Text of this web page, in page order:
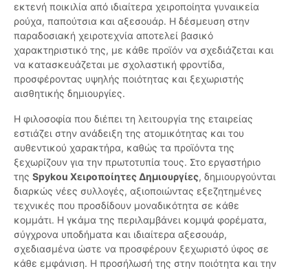
εκτενή ποικιλία από ιδιαίτερα χειροποίητα γυναικεία
ρούχα, παπούτσια και αξεσουάρ. Η δέσμευση στην
παραδοσιακή χειροτεχνία αποτελεί βασικό
χαρακτηριστικό της, με κάθε προϊόν να σχεδιάζεται και
να κατασκευάζεται με σχολαστική φροντίδα,
προσφέροντας υψηλής ποιότητας και ξεχωριστής
αισθητικής δημιουργίες.
Η φιλοσοφία που διέπει τη λειτουργία της εταιρείας
εστιάζει στην ανάδειξη της ατομικότητας και του
αυθεντικού χαρακτήρα, καθώς τα προϊόντα της
ξεχωρίζουν για την πρωτοτυπία τους. Στο εργαστήριο
της Spykou Χειροποίητες Δημιουργίες, δημιουργούνται
διαρκώς νέες συλλογές, αξιοποιώντας εξεζητημένες
τεχνικές που προσδίδουν μοναδικότητα σε κάθε
κομμάτι. Η γκάμα της περιλαμβάνει κομψά φορέματα,
σύγχρονα υποδήματα και ιδιαίτερα αξεσουάρ,
σχεδιασμένα ώστε να προσφέρουν ξεχωριστό ύφος σε
κάθε εμφάνιση. Η προσήλωσή της στην ποιότητα και την